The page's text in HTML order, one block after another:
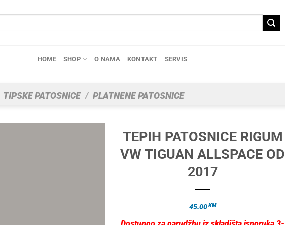
HOME SHOP O NAMA KONTAKT SERVIS
TIPSKE PATOSNICE / PLATNENE PATOSNICE
TEPIH PATOSNICE RIGUM
VW TIGUAN ALLSPACE OD
2017
45.00KM